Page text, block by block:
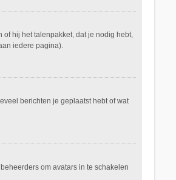
hij het talenpakket, dat je nodig hebt,
iedere pagina).
berichten je geplaatst hebt of wat
om avatars in te schakelen